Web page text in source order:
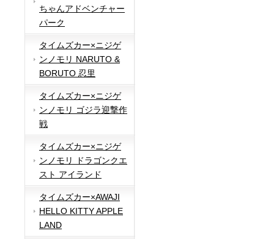
ちゃんアドベンチャー
パーク
タイムズカー×ニジゲ
ンノモリ NARUTO &
BORUTO 忍里
タイムズカー×ニジゲ
ンノモリ ゴジラ迎撃作
戦
タイムズカー×ニジゲ
ンノモリ ドラゴンクエ
スト アイランド
タイムズカー×AWAJI
HELLO KITTY APPLE
LAND